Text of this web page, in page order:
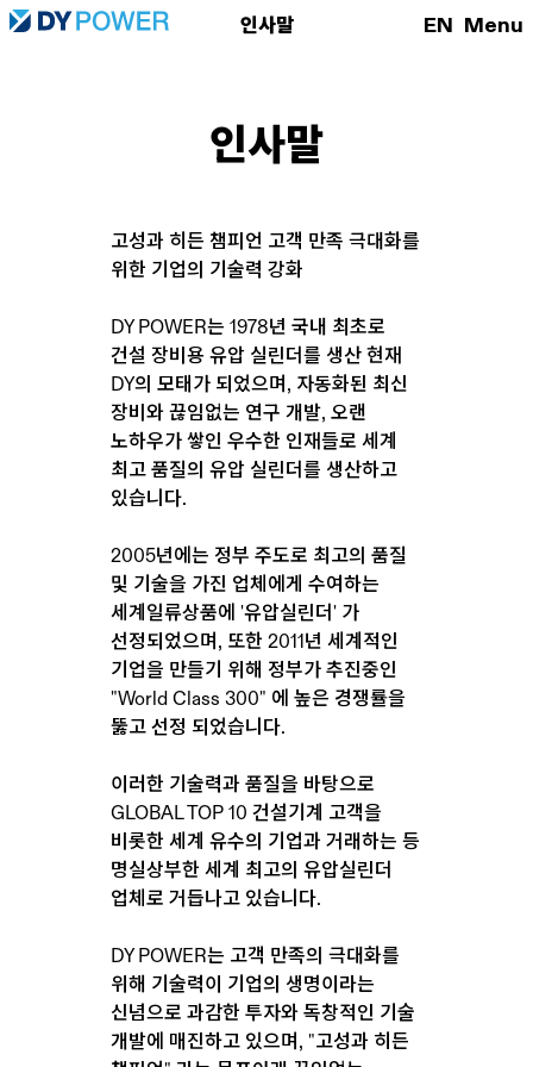
Menu
인사말 EN
인사말
고성과 히든 챔피언 고객 만족 극대화를
위한 기업의 기술력 강화
DY POWER는 1978년 국내 최초로
건설 장비용 유압 실린더를 생산 현재
DY의 모태가 되었으며, 자동화된 최신
장비와 끊임없는 연구 개발, 오랜
노하우가 쌓인 우수한 인재들로 세계
최고 품질의 유압 실린더를 생산하고
있습니다.
2005년에는 정부 주도로 최고의 품질
및 기술을 가진 업체에게 수여하는
세계일류상품에 '유압실린더' 가
선정되었으며, 또한 2011년 세계적인
기업을 만들기 위해 정부가 추진중인
"World Class 300" 에 높은 경쟁률을
뚫고 선정 되었습니다.
이러한 기술력과 품질을 바탕으로
GLOBAL TOP 10 건설기계 고객을
비롯한 세계 유수의 기업과 거래하는 등
명실상부한 세계 최고의 유압실린더
업체로 거듭나고 있습니다.
DY POWER는 고객 만족의 극대화를
위해 기술력이 기업의 생명이라는
신념으로 과감한 투자와 독창적인 기술
개발에 매진하고 있으며, "고성과 히든